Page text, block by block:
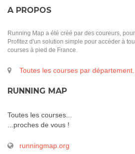
A PROPOS
Running Map a été créé par des coureurs,
Profitez d'un solution simple pour accéder à
courses à pied de France.
Toutes les courses par département.
RUNNING MAP
Toutes les courses...
...proches de vous !
runningmap.org